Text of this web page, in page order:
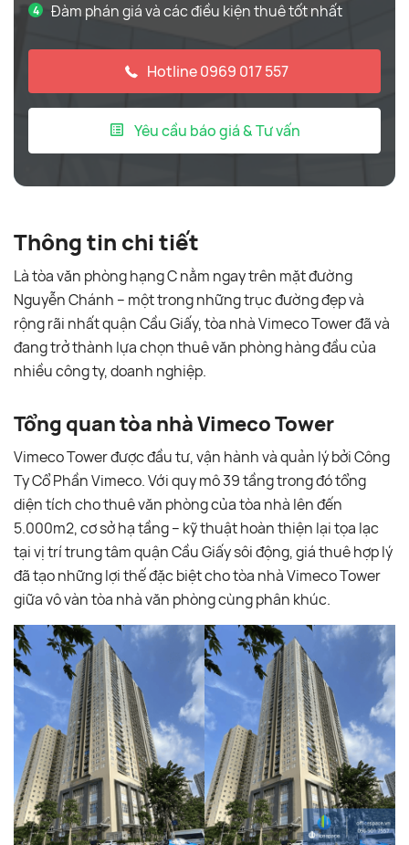
Đàm phán giá và các điều kiện thuê tốt nhất
Hotline 0969 017 557
Yêu cầu báo giá & Tư vấn
Thông tin chi tiết
Là tòa văn phòng hạng C nằm ngay trên mặt đường
Nguyễn Chánh – một trong những trục đường đẹp và
rộng rãi nhất quận Cầu Giấy, tòa nhà Vimeco Tower đã và
đang trở thành lựa chọn thuê văn phòng hàng đầu của
nhiều công ty, doanh nghiệp.
Tổng quan tòa nhà Vimeco Tower
Vimeco Tower được đầu tư, vận hành và quản lý bởi Công
Ty Cổ Phần Vimeco. Với quy mô 39 tầng trong đó tổng
diện tích cho thuê văn phòng của tòa nhà lên đến
5.000m2, cơ sở hạ tầng – kỹ thuật hoàn thiện lại tọa lạc
tại vị trí trung tâm quận Cầu Giấy sôi động, giá thuê hợp lý
đã tạo những lợi thế đặc biệt cho tòa nhà Vimeco Tower
giữa vô vàn tòa nhà văn phòng cùng phân khúc.